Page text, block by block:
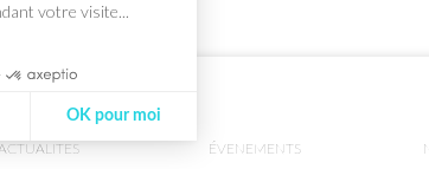
ACTUALITES ÉVENEMENTS
votre visite...
OK pour moi
: Personnalisez vos Options